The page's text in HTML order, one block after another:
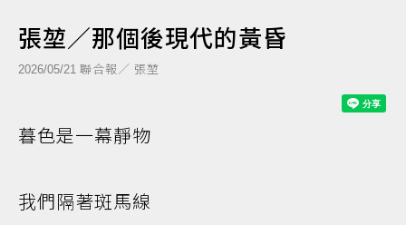
張堃／那個後現代的黃昏
2026/05/21 聯合報／ 張堃
暮色是一幕靜物
我們隔著斑馬線